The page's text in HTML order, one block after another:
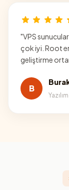
"VPS
çok iyi. Root
geliştirme
B